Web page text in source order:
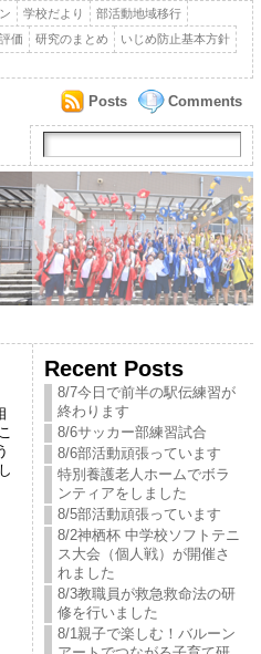
学校だより
部活動地域移行
価 研究のまとめ
いじめ防止基本方針
Comments
Posts
Recent Posts
8/7今日で前半の駅伝練習が
終わります
8/6サッカー部練習試合
8/6部活動頑張っています
特別養護老人ホームでボラ
ンティアをしました
8/5部活動頑張っています
8/2神栖杯 中学校ソフトテニ
ス大会（個人戦）が開催さ
れました
8/3教職員が救急救命法の研
修を行いました
8/1親子で楽しむ！バルーン